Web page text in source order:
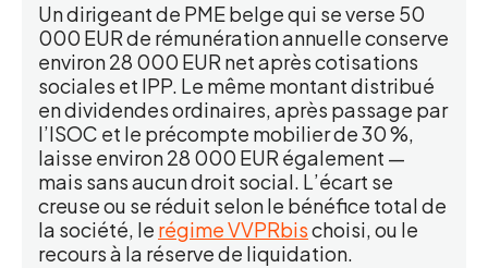
Un dirigeant de PME belge qui se verse 50
000 EUR de rémunération annuelle conserve
environ 28 000 EUR net après cotisations
sociales et IPP. Le même montant distribué
en dividendes ordinaires, après passage par
l’ISOC et le précompte mobilier de 30 %,
laisse environ 28 000 EUR également —
mais sans aucun droit social. L’écart se
creuse ou se réduit selon le bénéfice total de
la société, le régime VVPRbischoisi, ou le
recours à la réserve de liquidation.